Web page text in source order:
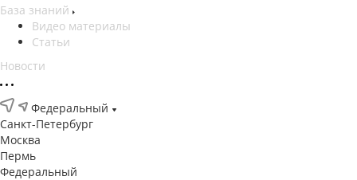
База знаний
Видео материалы
Статьи
Новости
Федеральный
Санкт-Петербург
Москва
Пермь
Федеральный